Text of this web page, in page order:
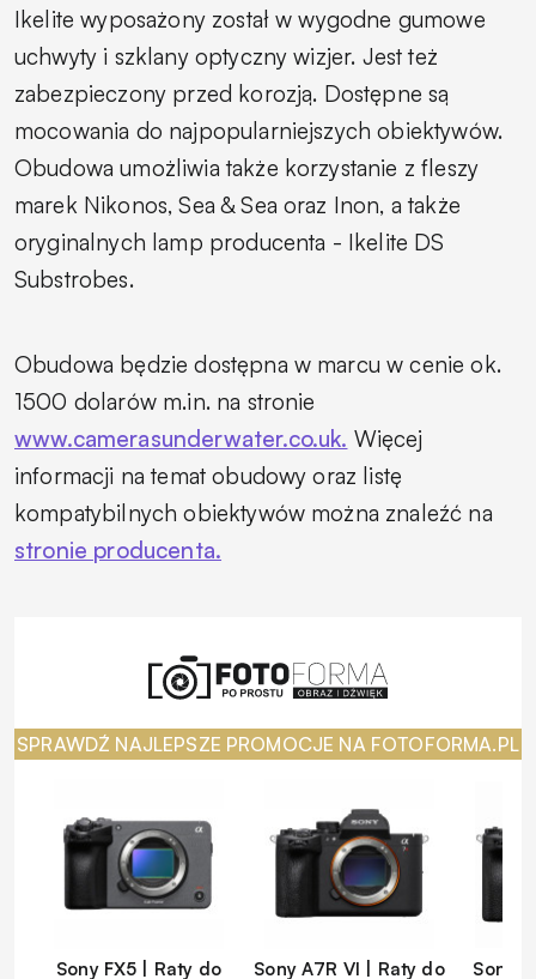
Ikelite wyposażony został w wygodne gumowe
uchwyty i szklany optyczny wizjer. Jest też
zabezpieczony przed korozją. Dostępne są
mocowania do najpopularniejszych obiektywów.
Obudowa umożliwia także korzystanie z fleszy
marek Nikonos, Sea & Sea oraz Inon, a także
oryginalnych lamp producenta - Ikelite DS
Substrobes.
Obudowa będzie dostępna w marcu w cenie ok.
1500 dolarów m.in. na stronie
www.camerasunderwater.co.uk. Więcej
informacji na temat obudowy oraz listę
kompatybilnych obiektywów można znaleźć na
stronie producenta.
SPRAWDŹ NAJLEPSZE PROMOCJE NA FOTOFORMA.PL
Sony FX5 | Raty do
Sony A7R VI | Raty do
Sony